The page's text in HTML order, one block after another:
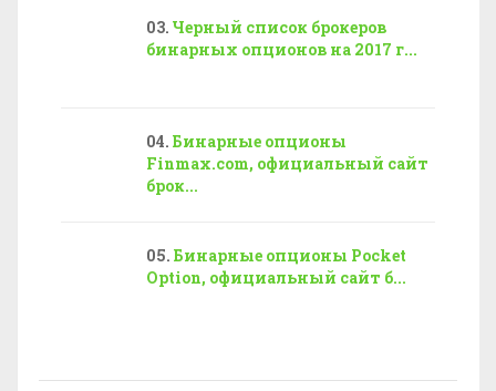
Черный список брокеров
бинарных опционов на 2017 г...
Бинарные опционы
Finmax.com, официальный сайт
брок...
Бинарные опционы Pocket
Option, официальный сайт б...